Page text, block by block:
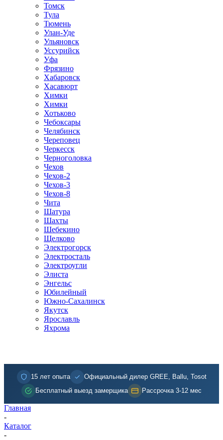
Томск
Тула
Тюмень
Улан-Уде
Ульяновск
Уссурийск
Уфа
Фрязино
Хабаровск
Хасавюрт
Химки
Химки
Хотьково
Чебоксары
Челябинск
Череповец
Черкесск
Черноголовка
Чехов
Чехов-2
Чехов-3
Чехов-8
Чита
Шатура
Шахты
Шебекино
Щелково
Электрогорск
Электросталь
Электроугли
Элиста
Энгельс
Юбилейный
Южно-Сахалинск
Якутск
Ярославль
Яхрома
15 лет опыта
Официальный дилер GREE, Ballu, Tosot
Бесплатный выезд замерщика
Рассрочка 3-12 мес
Главная
-
Каталог
-